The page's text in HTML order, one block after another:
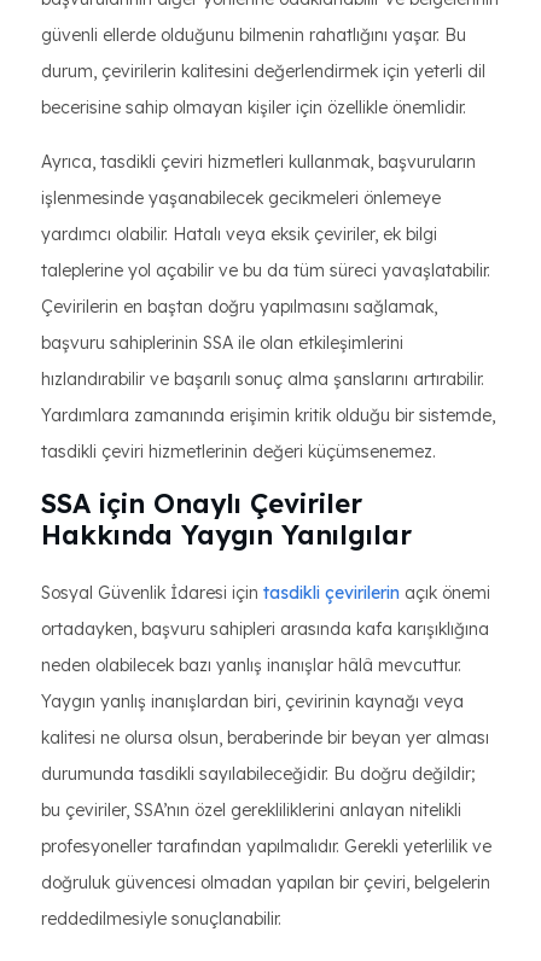
güvenli ellerde olduğunu bilmenin rahatlığını yaşar. Bu
durum, çevirilerin kalitesini değerlendirmek için yeterli dil
becerisine sahip olmayan kişiler için özellikle önemlidir.
Ayrıca, tasdikli çeviri hizmetleri kullanmak, başvuruların
işlenmesinde yaşanabilecek gecikmeleri önlemeye
yardımcı olabilir. Hatalı veya eksik çeviriler, ek bilgi
taleplerine yol açabilir ve bu da tüm süreci yavaşlatabilir.
Çevirilerin en baştan doğru yapılmasını sağlamak,
başvuru sahiplerinin SSA ile olan etkileşimlerini
hızlandırabilir ve başarılı sonuç alma şanslarını artırabilir.
Yardımlara zamanında erişimin kritik olduğu bir sistemde,
tasdikli çeviri hizmetlerinin değeri küçümsenemez.
SSA için Onaylı Çeviriler
Hakkında Yaygın Yanılgılar
Sosyal Güvenlik İdaresi için tasdikli çevirilerin açık önemi
ortadayken, başvuru sahipleri arasında kafa karışıklığına
neden olabilecek bazı yanlış inanışlar hâlâ mevcuttur.
Yaygın yanlış inanışlardan biri, çevirinin kaynağı veya
kalitesi ne olursa olsun, beraberinde bir beyan yer alması
durumunda tasdikli sayılabileceğidir. Bu doğru değildir;
bu çeviriler, SSA’nın özel gerekliliklerini anlayan nitelikli
profesyoneller tarafından yapılmalıdır. Gerekli yeterlilik ve
doğruluk güvencesi olmadan yapılan bir çeviri, belgelerin
reddedilmesiyle sonuçlanabilir.